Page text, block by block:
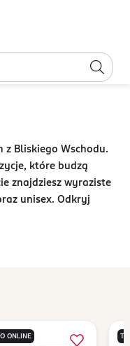
Bliskiego Wschodu.
które budzą
znajdziesz wyraziste
unisex. Odkryj
ONLINE